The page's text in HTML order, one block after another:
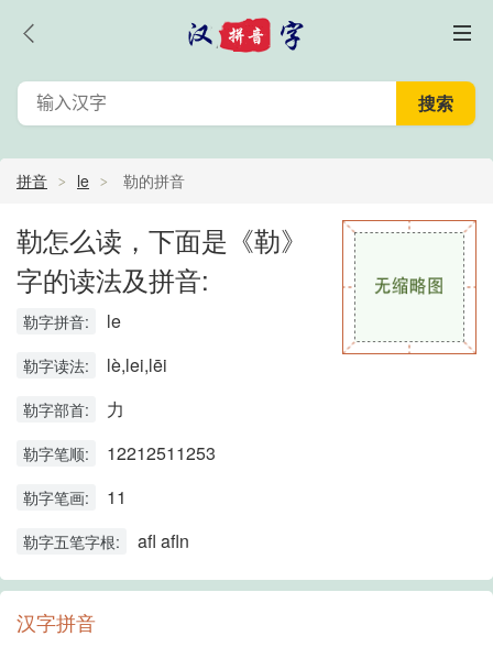
拼音 le 勒的拼音
勒怎么读，下面是《勒》
字的读法及拼音:
勒字拼音: le
勒字读法: lè,lei,lēi
勒字部首: 力
勒字笔顺: 12212511253
勒字笔画: 11
勒字五笔字根: afl afln
汉字拼音